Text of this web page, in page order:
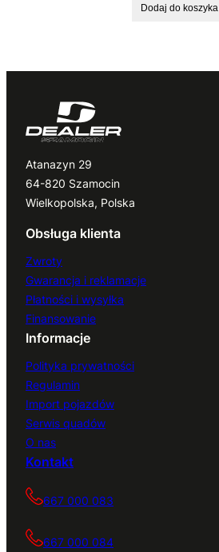
Dodaj do koszyka
Atanazyn 29
64-820 Szamocin
Wielkopolska, Polska
Obsługa klienta
Zwroty
Gwarancja i reklamacje
Płatności i wysyłka
Finansowanie
Informacje
Polityka prywatności
Regulamin
Import pojazdów
Serwis quadów
O nas
Kontakt
667 000 083
667 000 084